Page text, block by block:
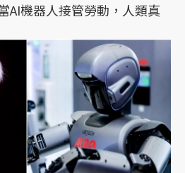
AI機器人接管勞動，人類真